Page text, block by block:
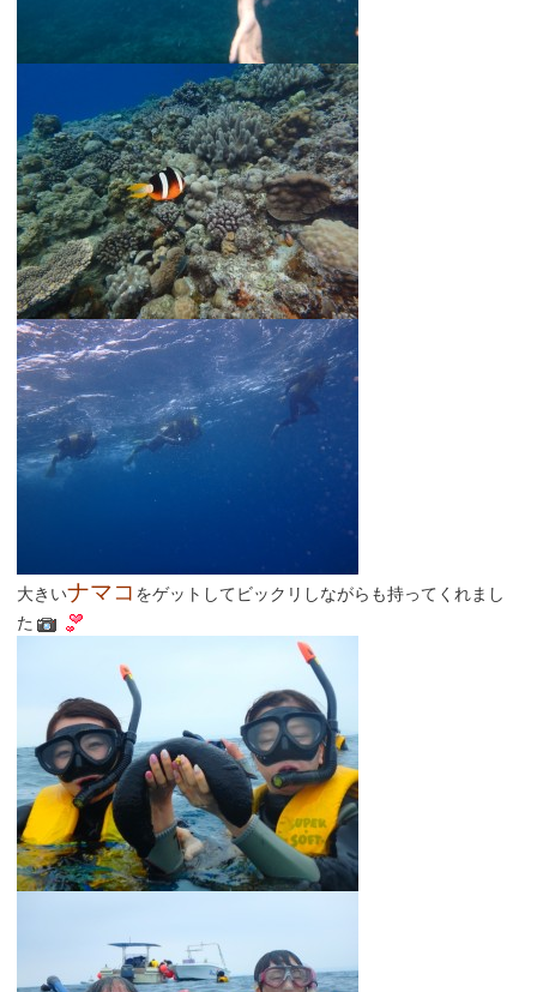
大きいナマコ をゲットしてビックリしながらも持ってくれまし
た